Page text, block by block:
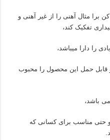
برا مثال آهنی را از غیر آهنی و
تفکیک کند،
را دارا میباشد،
قابل حمل این محصول را محبوب
حتی مناسب برای کسانی که